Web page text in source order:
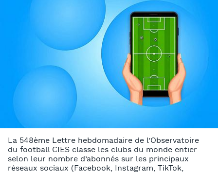
La 548ème Lettre hebdomadaire de l’Observatoire
du football CIES classe les clubs du monde entier
selon leur nombre d’abonnés sur les principaux
réseaux sociaux (Facebook, Instagram, TikTok,